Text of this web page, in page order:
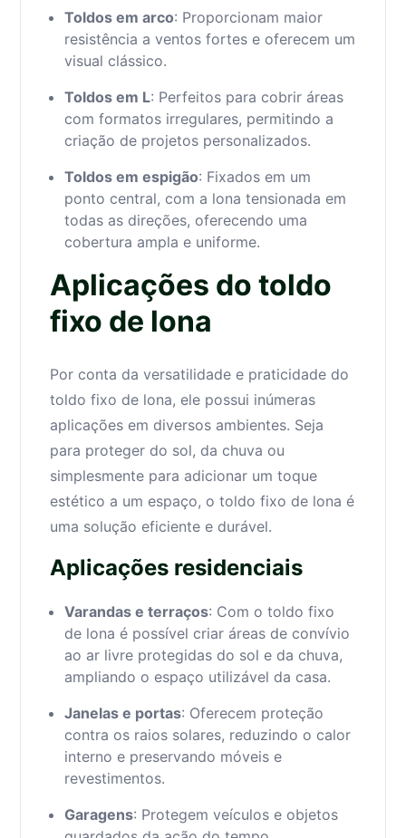
Toldos em arco: Proporcionam maior
resistência a ventos fortes e oferecem um
visual clássico.
Toldos em L: Perfeitos para cobrir áreas
com formatos irregulares, permitindo a
criação de projetos personalizados.
Toldos em espigão: Fixados em um
ponto central, com a lona tensionada em
todas as direções, oferecendo uma
cobertura ampla e uniforme.
Aplicações do toldo
fixo de lona
Por conta da versatilidade e praticidade do
toldo fixo de lona, ele possui inúmeras
aplicações em diversos ambientes. Seja
para proteger do sol, da chuva ou
simplesmente para adicionar um toque
estético a um espaço, o toldo fixo de lona é
uma solução eficiente e durável.
Aplicações residenciais
Varandas e terraços: Com o toldo fixo
de lona é possível criar áreas de convívio
ao ar livre protegidas do sol e da chuva,
ampliando o espaço utilizável da casa.
Janelas e portas: Oferecem proteção
contra os raios solares, reduzindo o calor
interno e preservando móveis e
revestimentos.
Garagens: Protegem veículos e objetos